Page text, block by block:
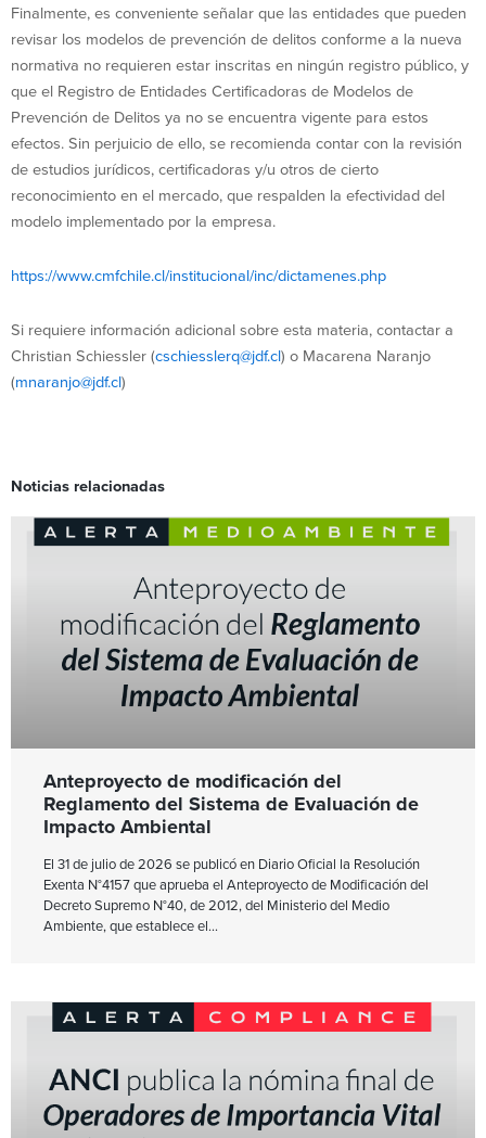
Finalmente, es conveniente señalar que las entidades que pueden
revisar los modelos de prevención de delitos conforme a la nueva
normativa no requieren estar inscritas en ningún registro público, y
que el Registro de Entidades Certificadoras de Modelos de
Prevención de Delitos ya no se encuentra vigente para estos
efectos. Sin perjuicio de ello, se recomienda contar con la revisión
de estudios jurídicos, certificadoras y/u otros de cierto
reconocimiento en el mercado, que respalden la efectividad del
modelo implementado por la empresa.
https://www.cmfchile.cl/institucional/inc/dictamenes.php
Si requiere información adicional sobre esta materia, contactar a
Christian Schiessler (cschiesslerq@jdf.cl) o Macarena Naranjo
(mnaranjo@jdf.cl)
Noticias relacionadas
Anteproyecto de modificación del
Reglamento del Sistema de Evaluación de
Impacto Ambiental
El 31 de julio de 2026 se publicó en Diario Oficial la Resolución
Exenta N°4157 que aprueba el Anteproyecto de Modificación del
Decreto Supremo N°40, de 2012, del Ministerio del Medio
Ambiente, que establece el